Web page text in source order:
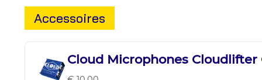
Accessoires
Cloud Microphones Cloudlifter